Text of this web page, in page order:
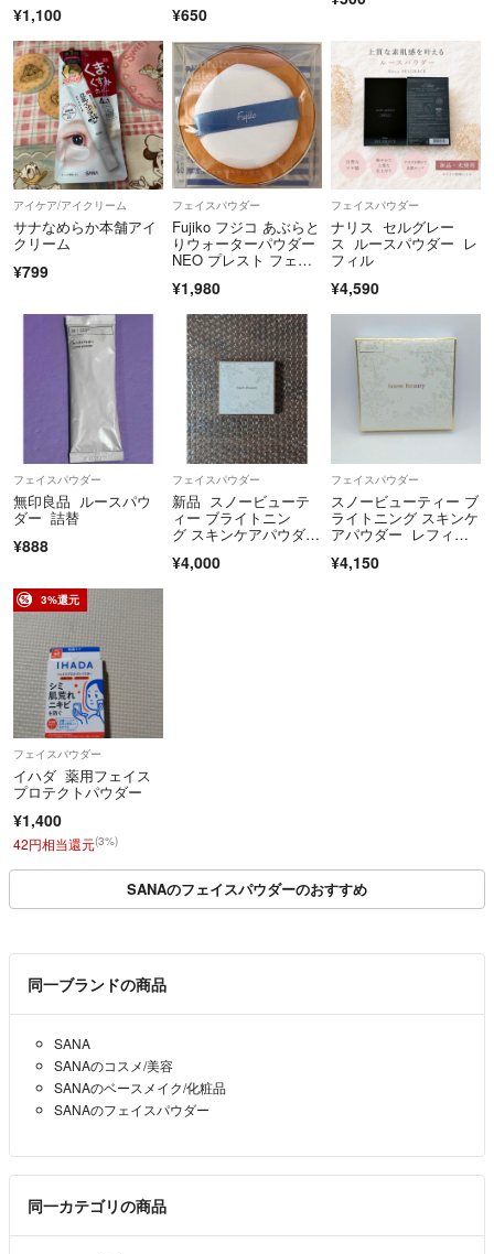
¥1,100 ¥650
アイケア/アイクリーム
サナなめらか本舗アイ
クリーム
¥799
フェイスパウダー
Fujiko フジコ あぶらと
りウォーターパウダー
NEO プレスト フェイ
¥1,980
フェイスパウダー
ナリス セルグレー
ス ルースパウダー レ
フィル
¥4,590
フェイスパウダー
無印良品 ルースパウ
ダー 詰替
¥888
フェイスパウダー
新品 スノービューテ
ィー ブライトニン
グ スキンケアパウダ
¥4,000
フェイスパウダー
スノービューティー ブ
ライトニング スキンケ
アパウダー レフィ
¥4,150
3%還元
フェイスパウダー
イハダ 薬用フェイス
プロテクトパウダー
¥1,400
42円相当還元(3%)
SANAのフェイスパウダーのおすすめ
同一ブランドの商品
SANA
SANAのコスメ/美容
SANAのベースメイク/化粧品
SANAのフェイスパウダー
同一カテゴリの商品